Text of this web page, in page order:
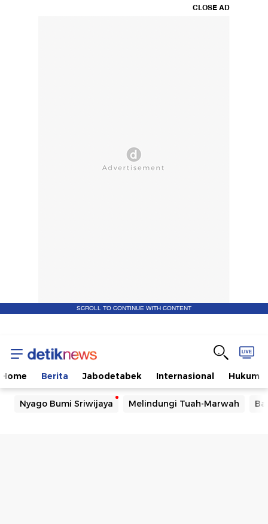
CLOSE AD
SCROLL TO CONTINUE WITH CONTENT
Home Berita Jabodetabek Internasional Hukum
Nyago Bumi Sriwijaya Melindungi Tuah-Marwah